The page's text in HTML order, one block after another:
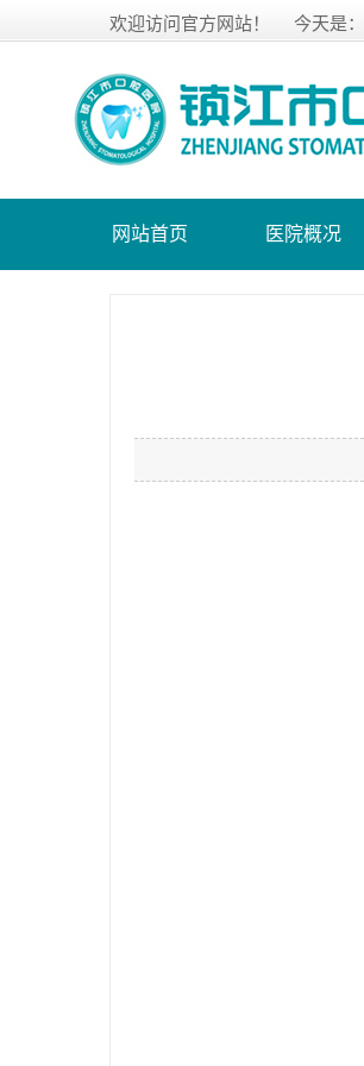
欢迎访问官方网站！ 今天是：
网站首页 医院概况